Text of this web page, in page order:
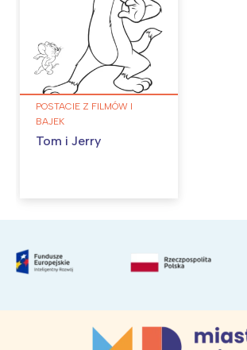
POSTACIE Z FILMÓW I
BAJEK
Tom i Jerry